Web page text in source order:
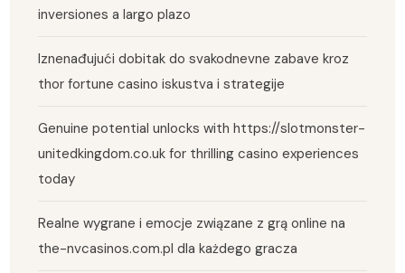
inversiones a largo plazo
Iznenađujući dobitak do svakodnevne zabave kroz
thor fortune casino iskustva i strategije
Genuine potential unlocks with https://slotmonster-
unitedkingdom.co.uk for thrilling casino experiences
today
Realne wygrane i emocje związane z grą online na
the-nvcasinos.com.pl dla każdego gracza